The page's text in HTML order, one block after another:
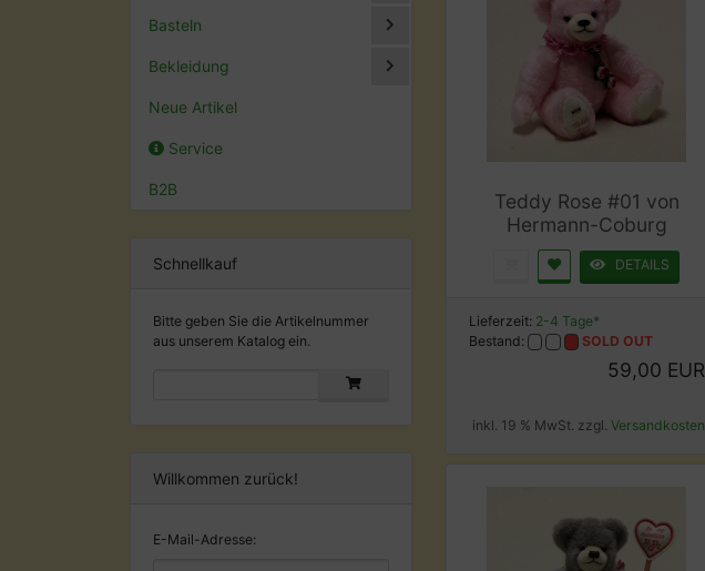
Basteln
Bekleidung
Neue Artikel
Service
B2B
Schnellkauf
Bitte geben Sie die Artikelnummer
aus unserem Katalog ein.
Willkommen zurück!
E-Mail-Adresse:
Teddy Rose #01 von
Hermann-Coburg
DETAILS
Lieferzeit: 2-4 Tage*
Bestand:
SOLD OUT
59,00 EUR
inkl. 19 % MwSt. zzgl. Versandkosten